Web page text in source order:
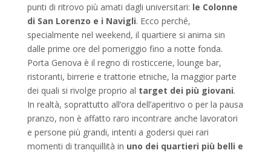
punti di ritrovo più amati dagli universitari: le Colonne
di San Lorenzo e i Navigli. Ecco perché,
specialmente nel weekend, il quartiere si anima sin
dalle prime ore del pomeriggio fino a notte fonda.
Porta Genova è il regno di rosticcerie, lounge bar,
ristoranti, birrerie e trattorie etniche, la maggior parte
dei quali si rivolge proprio al target dei più giovani.
In realtà, soprattutto all’ora dell’aperitivo o per la pausa
pranzo, non è affatto raro incontrare anche lavoratori
e persone più grandi, intenti a godersi quei rari
momenti di tranquillità in uno dei quartieri più belli e